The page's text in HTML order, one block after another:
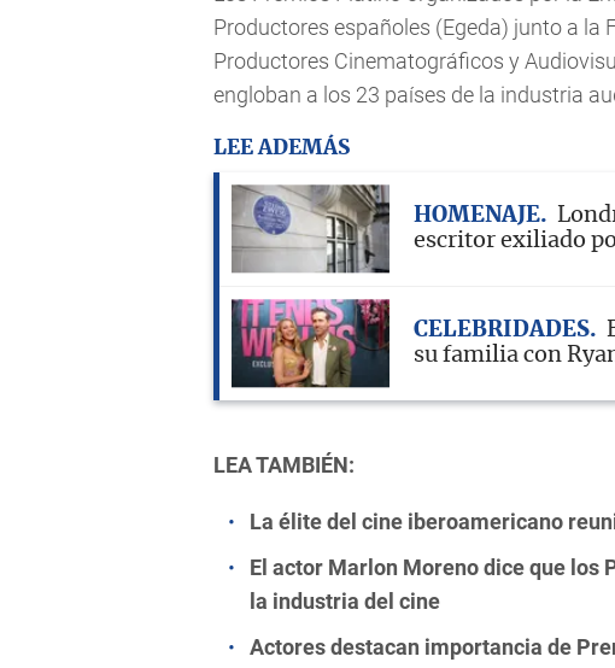
Productores españoles (Egeda) junto a la
Productores Cinematográficos y
engloban a los 23 países de la industria
LEE ADEMÁS
HOMENAJE
escritor exiliado
CELEBRIDADES
su familia con
LEA TAMBIÉN:
La élite del cine iberoamericano
El actor Marlon Moreno dice que los
la industria del cine
Actores destacan importancia de